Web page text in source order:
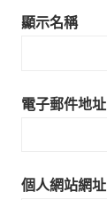
顯示名稱
電子郵件地址
個人網站網址